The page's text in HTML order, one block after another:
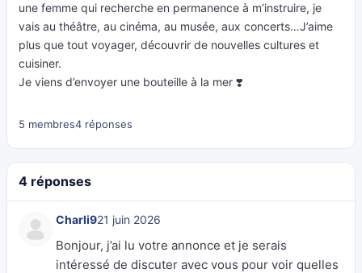
une femme qui recherche en permanence à m’instruire, je
vais au théâtre, au cinéma, au musée, aux concerts…J’aime
plus que tout voyager, découvrir de nouvelles cultures et
cuisiner.
Je viens d’envoyer une bouteille à la mer ❣️
5 membres4 réponses
4 réponses
Charli921 juin 2026
Bonjour, j’ai lu votre annonce et je serais
intéressé de discuter avec vous pour voir quelles